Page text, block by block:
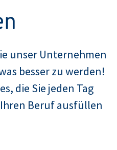
unser Unternehmen
besser zu werden!
die Sie jeden Tag
Beruf ausfüllen